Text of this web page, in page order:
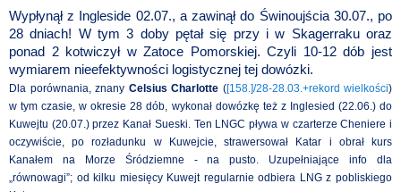
Wypłynął z Ingleside 02.07., a zawinął do Świnoujścia 30.07., po
28 dniach! W tym 3 doby pętał się przy i w Skagerraku oraz
ponad 2 kotwiczył w Zatoce Pomorskiej. Czyli 10-12 dób jest
wymiarem nieefektywności logistycznej tej dowózki.
Dla porównania, znany Celsius Charlotte ([158.]/28-28.03.+rekord wielkości)
w tym czasie, w okresie 28 dób, wykonał dowózkę też z Inglesied (22.06.) do
Kuwejtu (20.07.) przez Kanał Sueski. Ten LNGC pływa w czarterze Cheniere i
oczywiście, po rozładunku w Kuwejcie, strawersował Katar i obrał kurs
Kanałem na Morze Śródziemne - na pusto. Uzupełniające info dla
„równowagi”; od kilku miesięcy Kuwejt regularnie odbiera LNG z pobliskiego